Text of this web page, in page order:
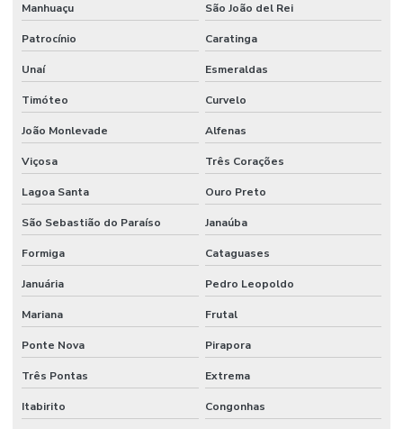
Manhuaçu São João del Rei
Patrocínio Caratinga
Unaí Esmeraldas
Timóteo Curvelo
João Monlevade Alfenas
Viçosa Três Corações
Lagoa Santa Ouro Preto
São Sebastião do Paraíso Janaúba
Formiga Cataguases
Januária Pedro Leopoldo
Mariana Frutal
Ponte Nova Pirapora
Três Pontas Extrema
Itabirito Congonhas